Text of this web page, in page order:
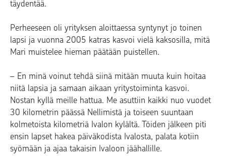
täydentää.
Perheeseen oli yrityksen aloittaessa syntynyt jo toinen
lapsi ja vuonna 2005 katras kasvoi vielä kaksosilla, mitä
Mari muistelee hieman päätään puistellen.
– En minä voinut tehdä siinä mitään muuta kuin hoitaa
niitä lapsia ja samaan aikaan yritystoiminta kasvoi.
Nostan kyllä meille hattua. Me asuttiin kaikki nuo vuodet
30 kilometrin päässä Nellimistä ja toiseen suuntaan
kolmetoista kilometriä Ivalon kylältä. Töiden jälkeen piti
ensin lapset hakea päiväkodista Ivalosta, palata kotiin
syömään ja ajaa takaisin Ivaloon jäähallille.